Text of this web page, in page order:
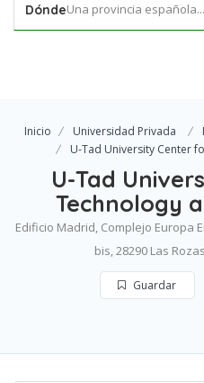
DóndeUna provincia española...
Inicio Universidad Privada
U-Tad University Center
U-Tad
Technology
Edificio Madrid, Complejo Europa
bis, 28290 Las
Guardar